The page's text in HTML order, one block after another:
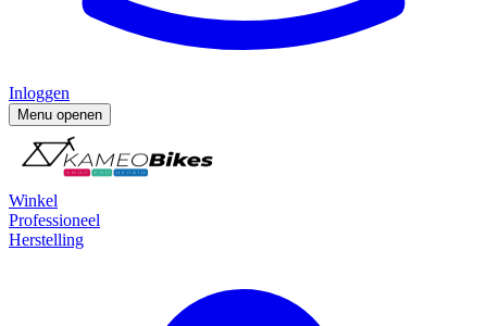
Inloggen
Menu openen
Winkel
Professioneel
Herstelling